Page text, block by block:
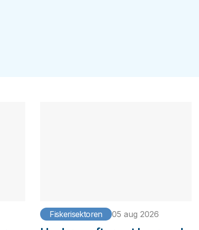
Fiskerisektoren 05 aug 2026